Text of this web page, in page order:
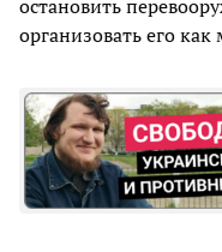
остановить
организовать его